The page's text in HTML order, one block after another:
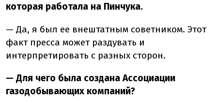
которая работала на Пинчука.
— Да, я был ее внештатным советником. Этот
факт пресса может раздувать и
интерпретировать с разных сторон.
— Для чего была создана Ассоциации
газодобывающих компаний?